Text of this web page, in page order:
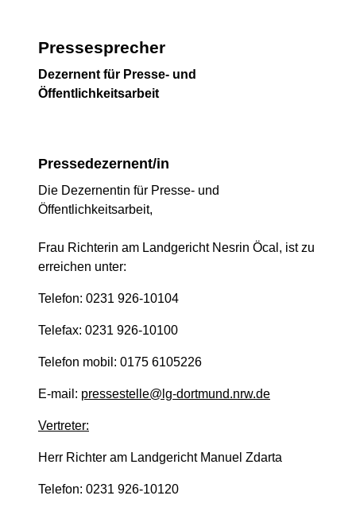
Pressesprecher
Dezernent für Presse- und
Öffentlichkeitsarbeit
Pressedezernent/in
Die Dezernentin für Presse- und
Öffentlichkeitsarbeit,
Frau Richterin am Landgericht Nesrin Öcal, ist zu
erreichen unter:
Telefon: 0231 926-10104
Telefax: 0231 926-10100
Telefon mobil: 0175 6105226
E-mail: pressestelle@lg-dortmund.nrw.de
Vertreter:
Herr Richter am Landgericht Manuel Zdarta
Telefon: 0231 926-10120